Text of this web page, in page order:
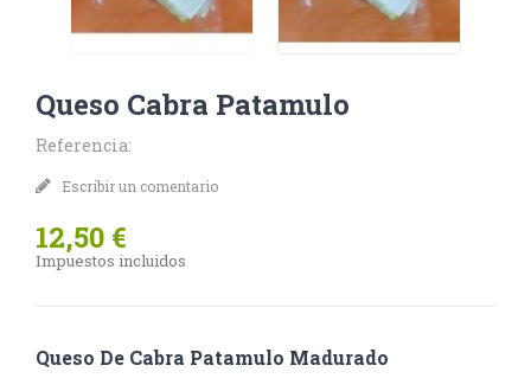
Queso Cabra Patamulo
Referencia:
Escribir un comentario
12,50 €
Impuestos incluidos
Queso De Cabra Patamulo Madurado